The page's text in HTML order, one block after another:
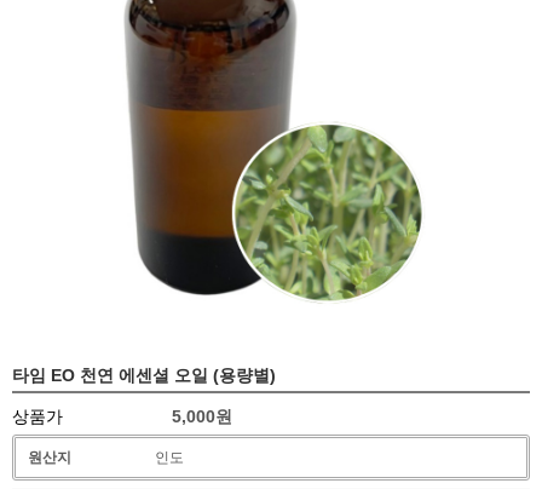
타임 EO 천연 에센셜 오일 (용량별)
상품가 5,000원
원산지 인도